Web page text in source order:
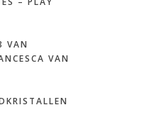
VAN
VAN